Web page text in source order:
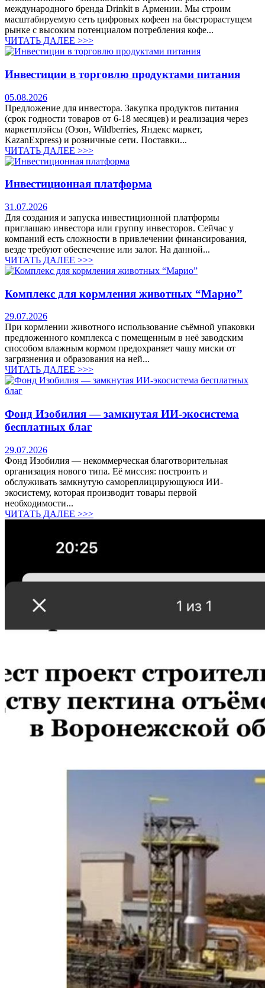
международного бренда Drinkit в Армении. Мы строим
масштабируемую сеть цифровых кофеен на быстрорастущем
рынке с высоким потенциалом потребления кофе...
ЧИТАТЬ ДАЛЕЕ >>>
Инвестиции в торговлю продуктами питания
05.08.2026
Предложение для инвестора. Закупка продуктов питания
(срок годности товаров от 6-18 месяцев) и реализация через
маркетплэйсы (Озон, Wildberries, Яндекс маркет,
KazanExpress) и розничные сети. Поставки...
ЧИТАТЬ ДАЛЕЕ >>>
Инвестиционная платформа
31.07.2026
Для создания и запуска инвестиционной платформы
приглашаю инвестора или группу инвесторов. Сейчас у
компаний есть сложности в привлечении финансирования,
везде требуют обеспечение или залог. На данной...
ЧИТАТЬ ДАЛЕЕ >>>
Комплекс для кормления животных “Марио”
29.07.2026
При кормлении животного использование съёмной упаковки
предложенного комплекса с помещенным в неё заводским
способом влажным кормом предохраняет чашу миски от
загрязнения и образования на ней...
ЧИТАТЬ ДАЛЕЕ >>>
Фонд Изобилия — замкнутая ИИ-экосистема
бесплатных благ
29.07.2026
Фонд Изобилия — некоммерческая благотворительная
организация нового типа. Её миссия: построить и
обслуживать замкнутую самореплицирующуюся ИИ-
экосистему, которая производит товары первой
необходимости...
ЧИТАТЬ ДАЛЕЕ >>>